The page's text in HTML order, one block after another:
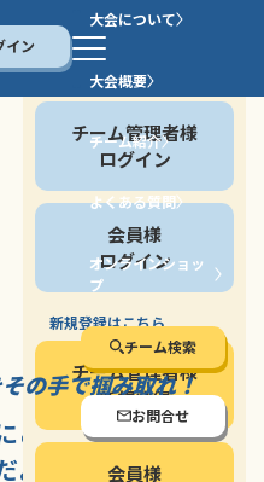
イン
大会について
大会概要
チーム紹介
よくある質問
オンラインショッ
プ
チーム検索
お問合せ
停止する
会員の方
チーム管理者様
ログイン
会員様
ログイン
新規登録はこちら
チーム管理者様
新規登録
会員様
その手で掴み取れ！
こそ大きな意味が
」